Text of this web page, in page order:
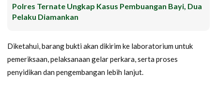
Polres Ternate Ungkap Kasus Pembuangan Bayi, Dua
Pelaku Diamankan
Diketahui, barang bukti akan dikirim ke laboratorium untuk
pemeriksaan, pelaksanaan gelar perkara, serta proses
penyidikan dan pengembangan lebih lanjut.